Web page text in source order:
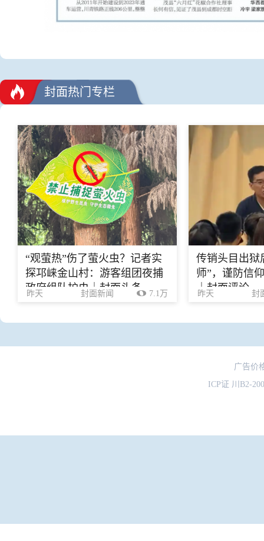
封面热门专栏
“观萤热”伤了萤火虫？记者实
探邛崃金山村：游客组团夜捕
政府组队护虫｜封面头条
昨天 封面新闻 7.1万
传销头目出狱
师”，谨防信
｜封面评论
昨天 封
广告价
ICP证 川B2-